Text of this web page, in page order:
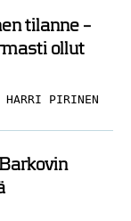
tilanne –
ollut
HARRI PIRINEN